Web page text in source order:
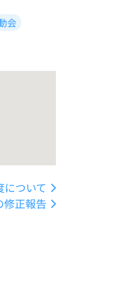
会
について
修正報告